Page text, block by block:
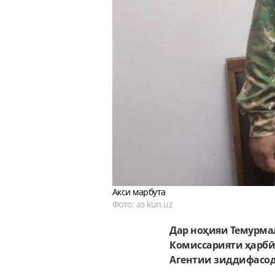
Акси марбута
Фото: аз kun.uz
Дар ноҳияи
Комиссарияти
Агентии